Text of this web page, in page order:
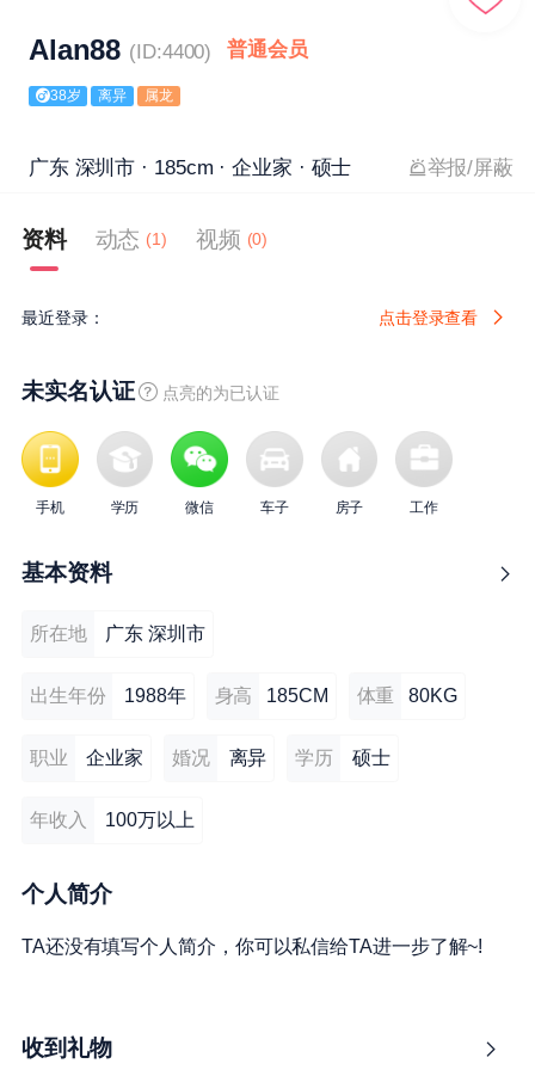
Alan88 (ID:4400) 普通会员
38岁 离异 属龙
广东 深圳市 · 185cm · 企业家 · 硕士 举报/屏蔽
资料 动态 (1) 视频 (0)
最近登录： 点击登录查看
未实名认证 点亮的为已认证
手机 学历 微信 车子 房子 工作
基本资料
所在地 广东 深圳市
出生年份 1988年 身高 185CM 体重 80KG
职业 企业家 婚况 离异 学历 硕士
年收入 100万以上
个人简介
TA还没有填写个人简介，你可以私信给TA进一步了解~!
收到礼物